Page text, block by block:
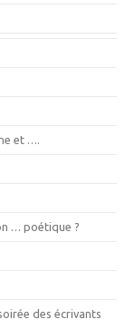
et ….
… poétique ?
des écrivants